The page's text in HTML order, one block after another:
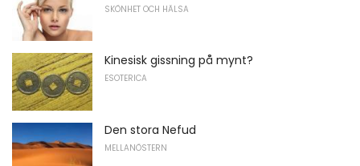
SKÖNHET OCH HÄLSA
Kinesisk gissning på mynt?
ESOTERICA
Den stora Nefud
MELLANÖSTERN